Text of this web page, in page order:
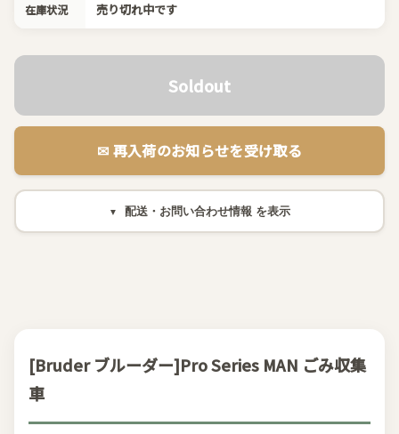
在庫状況 売り切れ中です
Soldout
✉︎ 再入荷のお知らせを受け取る
配送・お問い合わせ情報
[Bruder ブルーダー]Pro Series MAN ごみ収集
車